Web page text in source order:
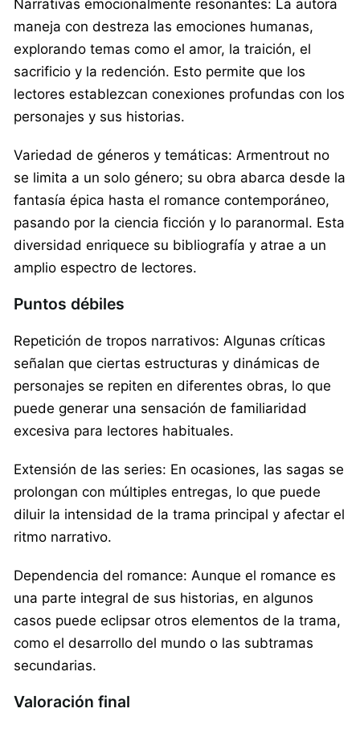
Narrativas emocionalmente resonantes: La autora
maneja con destreza las emociones humanas,
explorando temas como el amor, la traición, el
sacrificio y la redención. Esto permite que los
lectores establezcan conexiones profundas con los
personajes y sus historias.
Variedad de géneros y temáticas: Armentrout no
se limita a un solo género; su obra abarca desde la
fantasía épica hasta el romance contemporáneo,
pasando por la ciencia ficción y lo paranormal. Esta
diversidad enriquece su bibliografía y atrae a un
amplio espectro de lectores.
Puntos débiles
Repetición de tropos narrativos: Algunas críticas
señalan que ciertas estructuras y dinámicas de
personajes se repiten en diferentes obras, lo que
puede generar una sensación de familiaridad
excesiva para lectores habituales.
Extensión de las series: En ocasiones, las sagas se
prolongan con múltiples entregas, lo que puede
diluir la intensidad de la trama principal y afectar el
ritmo narrativo.
Dependencia del romance: Aunque el romance es
una parte integral de sus historias, en algunos
casos puede eclipsar otros elementos de la trama,
como el desarrollo del mundo o las subtramas
secundarias.
Valoración final